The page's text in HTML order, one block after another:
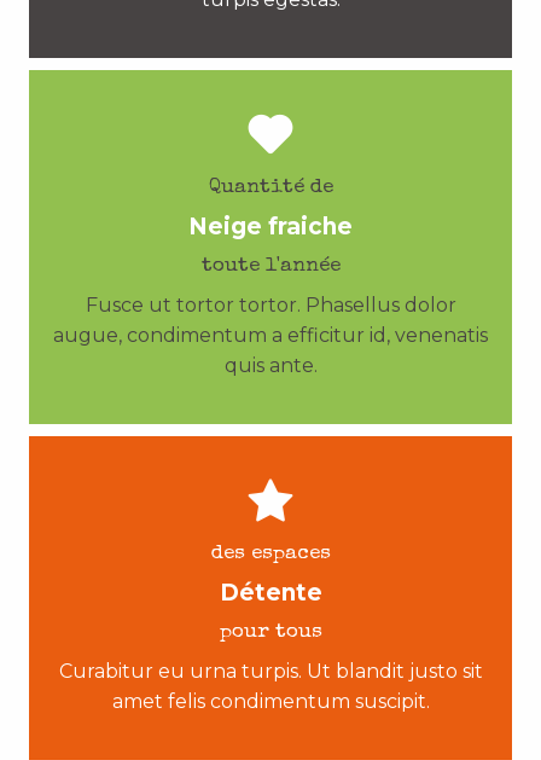
Quantité de
Neige fraiche
toute l'année
Fusce ut tortor tortor. Phasellus dolor
augue, condimentum a efficitur id, venenatis
quis ante.
des espaces
Détente
pour tous
Curabitur eu urna turpis. Ut blandit justo sit
amet felis condimentum suscipit.